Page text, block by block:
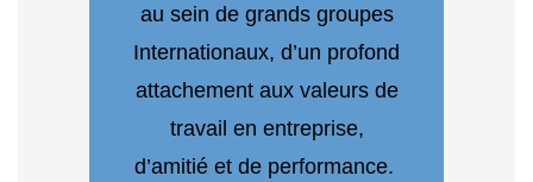
au sein de grands groupes
Internationaux, d’un profond
attachement aux valeurs de
travail en entreprise,
d’amitié et de performance.